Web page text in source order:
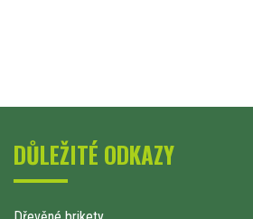
DŮLEŽITÉ ODKAZY